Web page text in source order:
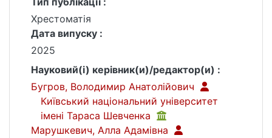
Хрестоматія
Дата випуску :
2025
Науковий(і) керівник(и)/редактор(и) :
Бугров, Володимир Анатолійович
Київський національний університет
імені Тараса Шевченка
Марушкевич, Алла Адамівна